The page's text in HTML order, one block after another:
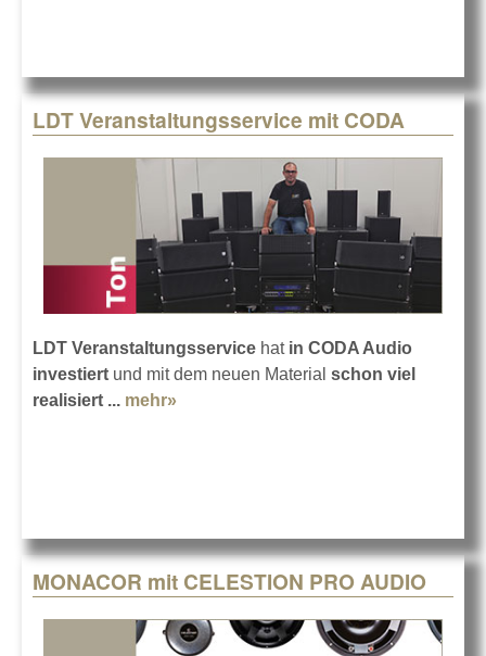
LDT Veranstaltungsservice mit CODA
LDT Veranstaltungsservice hat in CODA Audio
investiert und mit dem neuen Material schon viel
realisiert ... mehr»
MONACOR mit CELESTION PRO AUDIO